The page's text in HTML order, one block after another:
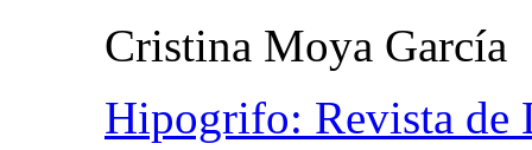
Cristina Moya García
Hipogrifo: Revista de